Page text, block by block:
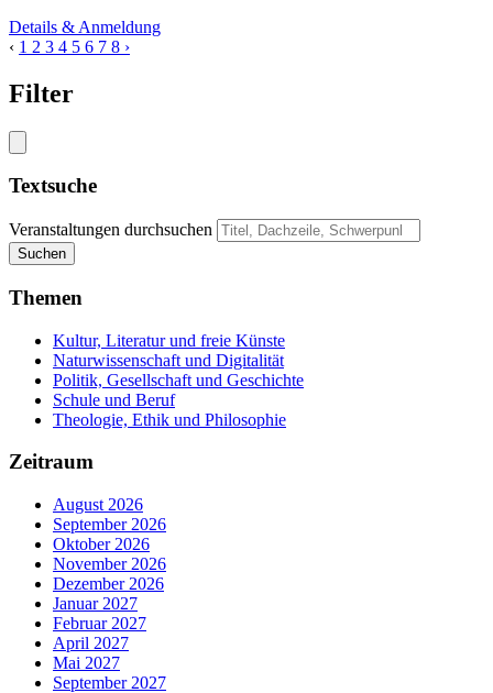
Details & Anmeldung
‹ 1 2 3 4 5 6 7 8 ›
Filter
Textsuche
Veranstaltungen durchsuchen
Suchen
Themen
Kultur, Literatur und freie Künste
Naturwissenschaft und Digitalität
Politik, Gesellschaft und Geschichte
Schule und Beruf
Theologie, Ethik und Philosophie
Zeitraum
August 2026
September 2026
Oktober 2026
November 2026
Dezember 2026
Januar 2027
Februar 2027
April 2027
Mai 2027
September 2027